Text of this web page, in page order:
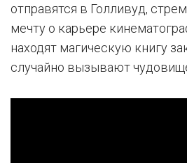
отправятся в Голливуд,
мечту о карьере
находят магическую книгу
случайно вызывают